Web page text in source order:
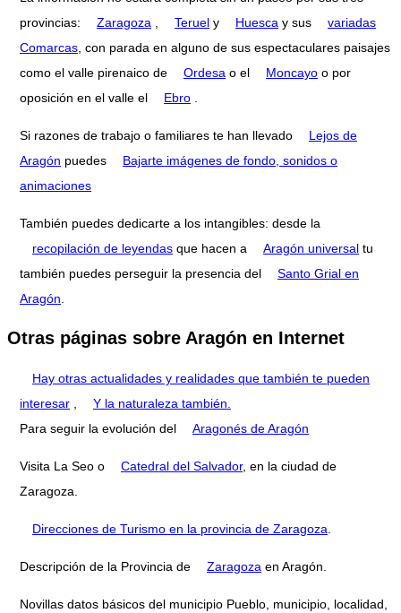
provincias:
Zaragoza Teruel y Huesca y sus
variadas
Comarcas , con parada en alguno de sus espectaculares paisajes
como el valle pirenaico de
Ordesa o el Moncayo o por
oposición en el valle el
Ebro
Si razones de trabajo o familiares te han llevado
Lejos de
Aragón puedes
Bajarte imágenes de fondo, sonidos o
animaciones
También puedes dedicarte a los intangibles: desde la
recopilación de leyendas que hacen a Aragón universal tu
también puedes perseguir la presencia del
Santo Grial en
Aragón
Otras páginas sobre Aragón en Internet
Hay otras actualidades y realidades que también te pueden
interesar
Y la naturaleza también.
Para seguir la evolución del
Aragonés de Aragón
Visita La Seo o Catedral del Salvador, en la ciudad de
Zaragoza.
Direcciones de Turismo en la provincia de Zaragoza
Descripción de la Provincia de Zaragoza en Aragón.
Novillas datos básicos del municipio Pueblo, municipio, localidad,